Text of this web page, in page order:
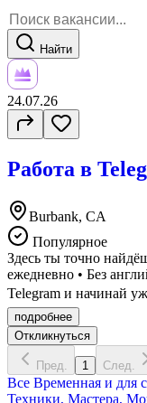
Найти
24.07.26
Работа в
Burbank, CA
Популярное
Здесь ты точно
ежедневно • Без
Telegram и начинай
подробнее
Откликнуться
Пред. 1 След.
Все Временная и для
Техники, Мастера,